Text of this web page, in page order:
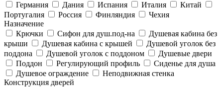
Германия
Дания Испания Италия
Китай
Португалия
Россия Финляндия
Чехия
Назначение
Крючки
Сифон для душ.под-на
Душевая кабина без
крыши
Душевая кабина с крышей
Душевой уголок без
поддона
Душевой уголок с поддоном
Душевые двери
Поддон
Регулирующий профиль
Сиденье для душа
Душевое ограждение
Неподвижная стенка
Конструкция дверей